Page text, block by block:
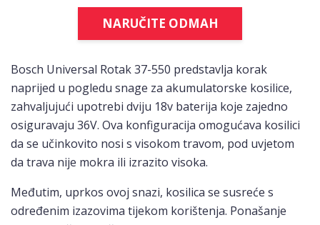
NARUČITE ODMAH
Bosch Universal Rotak 37-550 predstavlja korak
naprijed u pogledu snage za akumulatorske kosilice,
zahvaljujući upotrebi dviju 18v baterija koje zajedno
osiguravaju 36V. Ova konfiguracija omogućava kosilici
da se učinkovito nosi s visokom travom, pod uvjetom
da trava nije mokra ili izrazito visoka.
Međutim, uprkos ovoj snazi, kosilica se susreće s
određenim izazovima tijekom korištenja. Ponašanje